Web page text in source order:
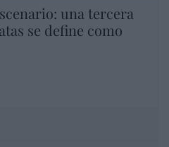
una tercera
se define como